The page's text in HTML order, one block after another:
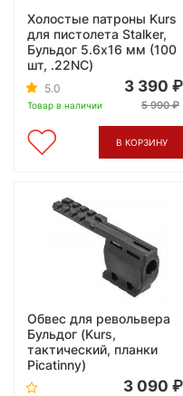
Холостые патроны Kurs
для пистолета Stalker,
Бульдог 5.6x16 мм (100
шт, .22NC)
5.0
Товар в наличии
3 390
5 990
В КОРЗИНУ
Обвес для револьвера
Бульдог (Kurs,
тактический, планки
Picatinny)
3 090